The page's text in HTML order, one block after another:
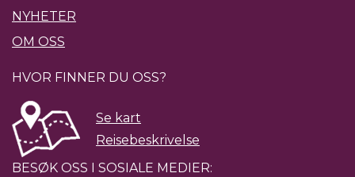
NYHETER
OM OSS
HVOR FINNER DU OSS?
Se kart
Reisebeskrivelse
BESØK OSS I SOSIALE MEDIER: